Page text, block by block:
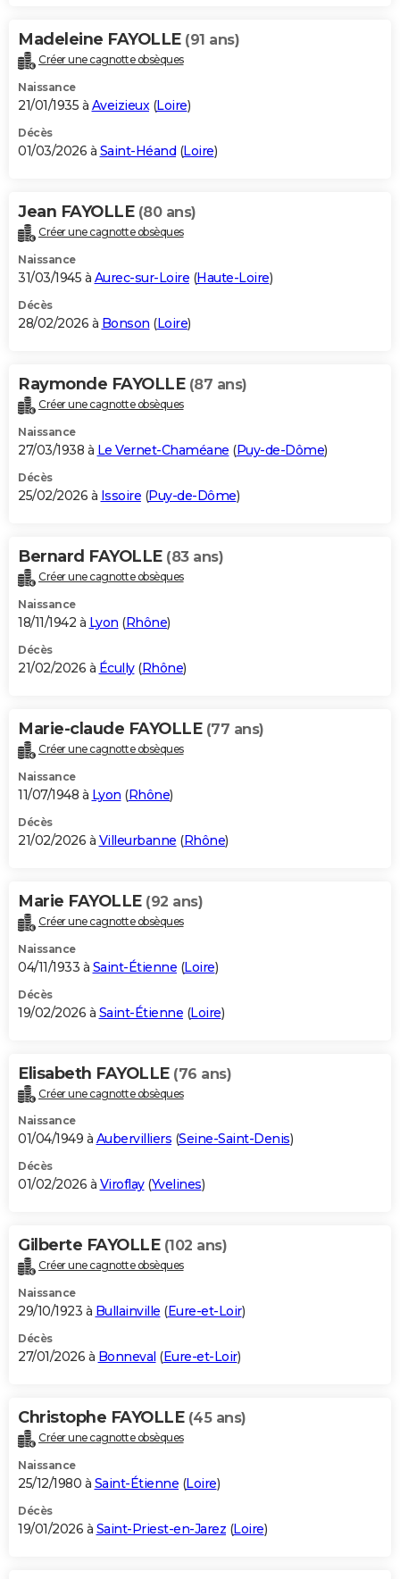
Madeleine FAYOLLE (91 ans)
Créer une cagnotte obsèques
Naissance
21/01/1935 à Aveizieux(Loire)
Décès
01/03/2026 à Saint-Héand (Loire)
Jean FAYOLLE (80 ans)
Créer une cagnotte obsèques
Naissance
31/03/1945 à Aurec-sur-Loire (Haute-Loire)
Décès
28/02/2026 à Bonson (Loire)
Raymonde FAYOLLE (87 ans)
Créer une cagnotte obsèques
Naissance
27/03/1938 à Le Vernet-Chaméane (Puy-de-Dôme)
Décès
25/02/2026 à Issoire (Puy-de-Dôme)
Bernard FAYOLLE (83 ans)
Créer une cagnotte obsèques
Naissance
18/11/1942 à Lyon (Rhône)
Décès
21/02/2026 à Écully(Rhône)
Marie-claude FAYOLLE (77 ans)
Créer une cagnotte obsèques
Naissance
11/07/1948 à Lyon (Rhône)
Décès
21/02/2026 à Villeurbanne (Rhône)
Marie FAYOLLE (92 ans)
Créer une cagnotte obsèques
Naissance
04/11/1933 à Saint-Étienne (Loire)
Décès
19/02/2026 à Saint-Étienne (Loire)
Elisabeth FAYOLLE (76 ans)
Créer une cagnotte obsèques
Naissance
01/04/1949 à Aubervilliers (Seine-Saint-Denis)
Décès
01/02/2026 à Viroflay(Yvelines)
Gilberte FAYOLLE (102 ans)
Créer une cagnotte obsèques
Naissance
29/10/1923 à Bullainville (Eure-et-Loir)
Décès
27/01/2026 à Bonneval (Eure-et-Loir)
Christophe FAYOLLE (45 ans)
Créer une cagnotte obsèques
Naissance
25/12/1980 à Saint-Étienne (Loire)
Décès
19/01/2026 à Saint-Priest-en-Jarez (Loire)